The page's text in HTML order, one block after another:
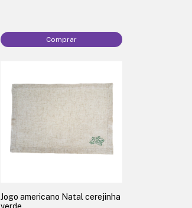
Jogo americano Natal cerejinha